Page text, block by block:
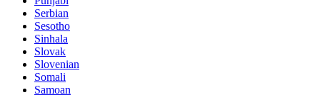
Serbian
Sesotho
Sinhala
Slovak
Slovenian
Somali
Samoan